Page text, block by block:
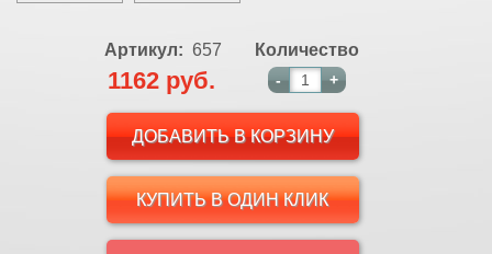
Артикул: 657
1162 руб.
Количество
- +
КУПИТЬ В ОДИН КЛИК